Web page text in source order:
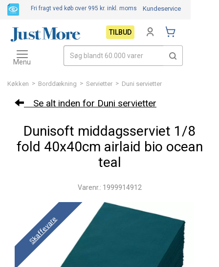
Køkken > Borddækning > Servietter > Duni servietter
Se alt inden for Duni servietter
Dunisoft middagsserviet 1/8
fold 40x40cm airlaid bio ocean
teal
Varenr.: 1999914912
Skaffevare
Fri fragt ved køb over 995 kr. inkl. moms Kundeservice
TILBUD
Toggle
navigation
Menu